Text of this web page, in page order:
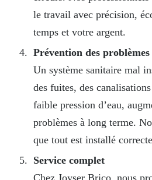
le travail avec précision,
temps et votre argent.
Prévention des
Un système sanitaire mal
des fuites, des
faible pression d’eau,
problèmes à long terme.
que tout est installé
Service complet
Chez Joyser Brico, nous